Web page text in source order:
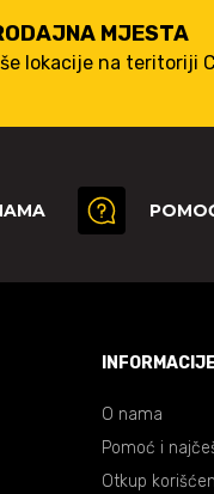
MJESTA
lokacije na teritoriji
INFORMACIJE
O nama
Pomoć i
Otkup